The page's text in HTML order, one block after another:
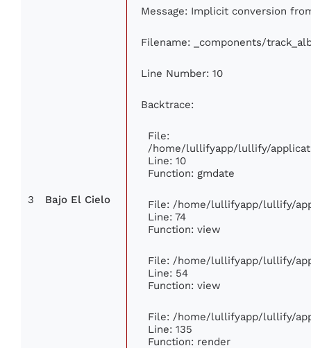
3 Bajo El Cielo
Message: Implicit conversion
Filename: _components/
Line Number: 10
Backtrace:
File:
/home/lullifyapp/lullify/
Line: 10
Function: gmdate
File: /home/lullifyapp/lullify/
Line: 74
Function: view
File: /home/lullifyapp/lullify/
Line: 54
Function: view
File: /home/lullifyapp/lullify/
Line: 135
Function: render